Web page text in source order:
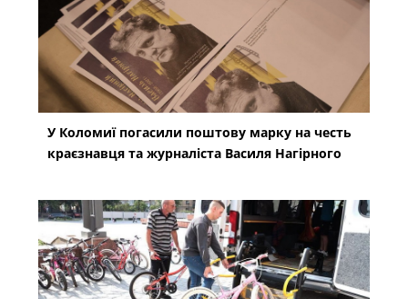
У Коломиї погасили поштову марку на честь
краєзнавця та журналіста Василя Нагірного